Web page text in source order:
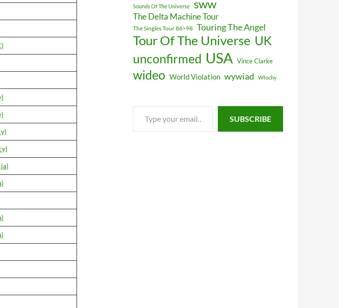
Sounds Of The Universe sww
The Delta Machine Tour
The Singles Tour 86>98 Touring The Angel
Tour Of The Universe UK
unconfirmed USA Vince Clarke
wideo World Violation wywiad Włochy
your
SUBSCRIBE